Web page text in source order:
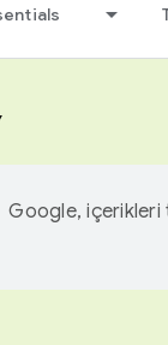
Google, içerikleri